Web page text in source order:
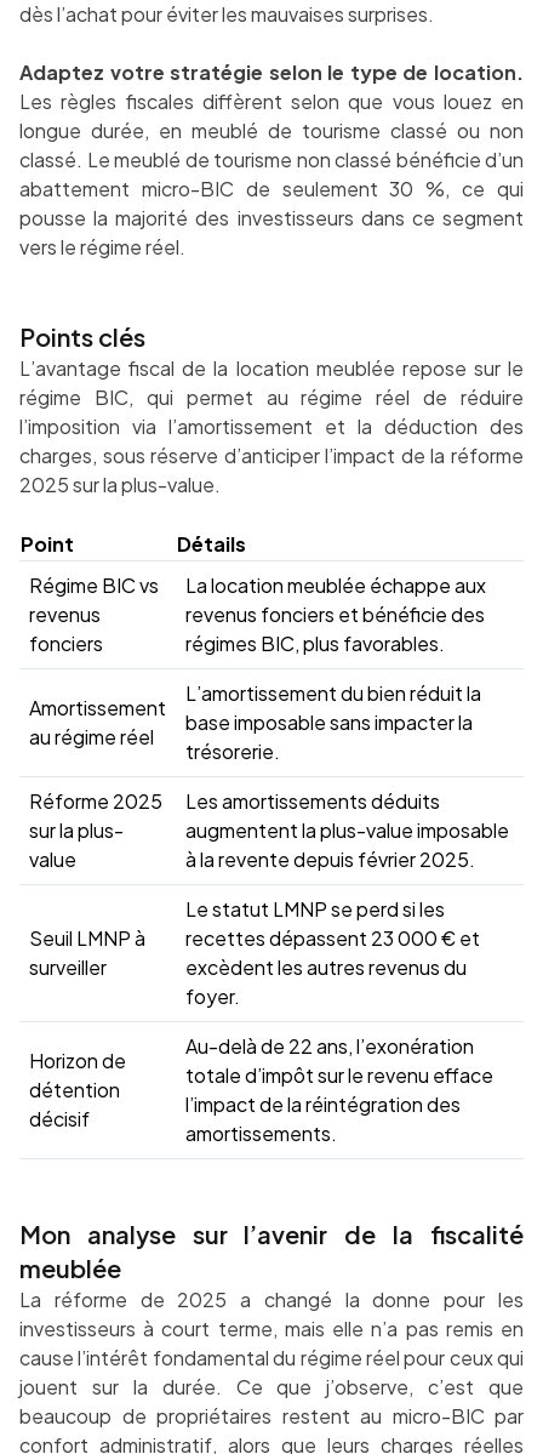
dès l’achat pour éviter les mauvaises surprises.
Adaptez votre stratégie selon le type de location.
Les règles fiscales diffèrent selon que vous louez en
longue durée, en meublé de tourisme classé ou non
classé. Le meublé de tourisme non classé bénéficie d’un
abattement micro-BIC de seulement 30 %, ce qui
pousse la majorité des investisseurs dans ce segment
vers le régime réel.
Points clés
L’avantage fiscal de la location meublée repose sur le
régime BIC, qui permet au régime réel de réduire
l’imposition via l’amortissement et la déduction des
charges, sous réserve d’anticiper l’impact de la réforme
2025 sur la plus-value.
Point
Détails
Régime BIC vs
revenus
fonciers
La location meublée échappe aux
revenus fonciers et bénéficie des
régimes BIC, plus favorables.
Amortissement
au régime réel
L’amortissement du bien réduit la
base imposable sans impacter la
trésorerie.
Réforme 2025
sur la plus-
value
Les amortissements déduits
augmentent la plus-value imposable
à la revente depuis février 2025.
Seuil LMNP à
surveiller
Le statut LMNP se perd si les
recettes dépassent 23 000 € et
excèdent les autres revenus du
foyer.
Horizon de
détention
décisif
Au-delà de 22 ans, l’exonération
totale d’impôt sur le revenu efface
l’impact de la réintégration des
amortissements.
Mon analyse sur l’avenir de la fiscalité
meublée
La réforme de 2025 a changé la donne pour les
investisseurs à court terme, mais elle n’a pas remis en
cause l’intérêt fondamental du régime réel pour ceux qui
jouent sur la durée. Ce que j’observe, c’est que
beaucoup de propriétaires restent au micro-BIC par
confort administratif, alors que leurs charges réelles